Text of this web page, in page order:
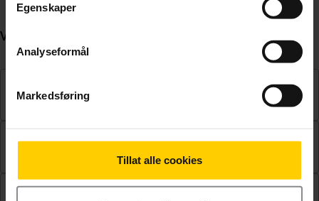
Egenskaper
Analyseformål
Markedsføring
Tillat alle cookies
Vilkår
Kan jeg kjøpe iceMax med Data-SIM eller Tvilling-
SIM?
Hva skjer hvis jeg bruker opp mine 60 GB i